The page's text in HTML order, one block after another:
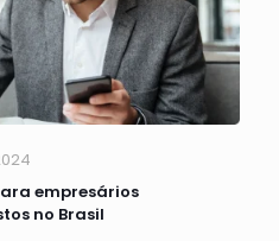
empresários
no Brasil